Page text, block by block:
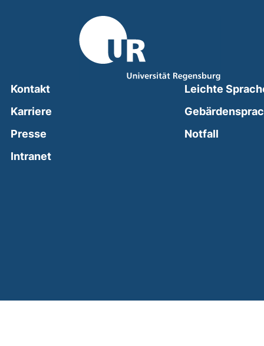
Kontakt
Karriere
Presse
Intranet(external link, opens in a new window)
Leichte
Notfall